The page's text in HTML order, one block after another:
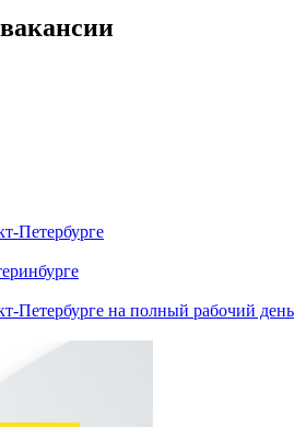
Петербурге
Петербурге на полный рабочий день